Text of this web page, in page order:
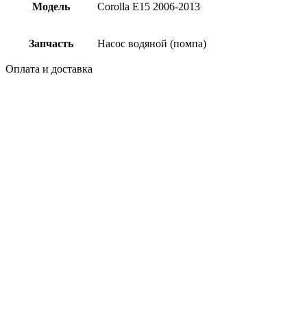
Модель Corolla E15 2006-2013
Запчасть Насос водяной (помпа)
Оплата и доставка